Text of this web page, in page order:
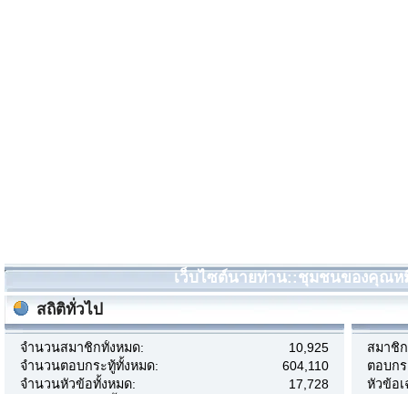
เว็บไซต์นายท่าน::ชุมชนของคุณห
สถิติทั่วไป
จำนวนสมาชิกทั้งหมด:
10,925
จำนวนตอบกระทู้ทั้งหมด:
604,110
จำนวนหัวข้อทั้งหมด:
17,728
สมาชิ
ตอบก
หัวข้อ